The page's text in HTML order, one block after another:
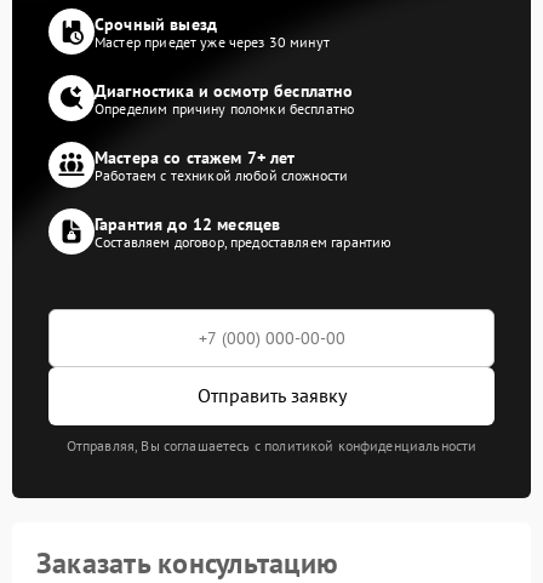
Срочный выезд
Мастер приедет уже через 30 минут
Диагностика и осмотр бесплатно
Определим причину поломки бесплатно
Мастера со стажем 7+ лет
Работаем с техникой любой сложности
Гарантия до 12 месяцев
Составляем договор, предоставляем гарантию
Отправить заявку
Отправляя, Вы соглашаетесь с политикой конфиденциальности
Заказать консультацию